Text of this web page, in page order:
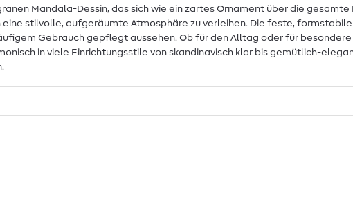
Mandala-Dessin, das sich wie ein zartes Ornament über die
stilvolle, aufgeräumte Atmosphäre zu verleihen. Die feste,
Gebrauch gepflegt aussehen. Ob für den Alltag oder für
in viele Einrichtungsstile von skandinavisch klar bis gemütlich-